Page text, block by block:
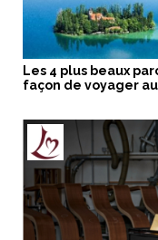
Les 4 plus beaux
façon de voyager